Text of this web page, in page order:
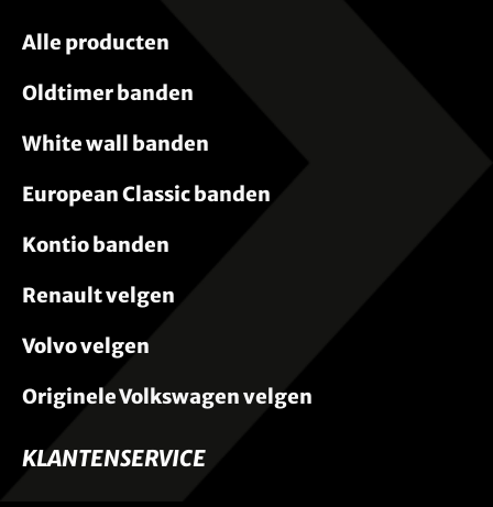
Alle producten
Oldtimer banden
White wall banden
European Classic banden
Kontio banden
Renault velgen
Volvo velgen
Originele Volkswagen velgen
KLANTENSERVICE